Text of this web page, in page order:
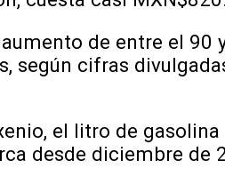
de entre el
según cifras
el litro de
desde diciembre